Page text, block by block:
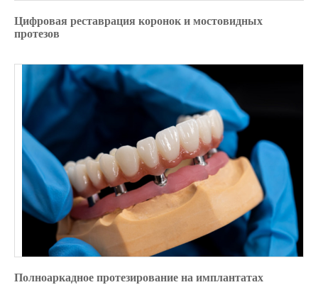
Цифровая реставрация коронок и мостовидных
протезов
Полноаркадное протезирование на имплантатах